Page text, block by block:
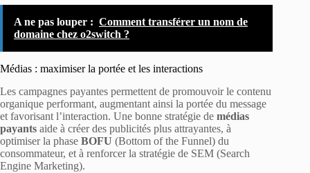
A ne pas louper : Comment transférer un nom de
domaine chez o2switch ?
Médias : maximiser la portée et les interactions
Les campagnes payantes permettent de promouvoir le contenu
organique performant, augmentant ainsi la portée du message
et favorisant l’interaction. Une bonne stratégie de médias
payants aide à créer des publicités plus attrayantes, à
optimiser la phase BOFU (Bottom of the Funnel) du
consommateur, et à renforcer la stratégie de SEM (Search
Engine Marketing).